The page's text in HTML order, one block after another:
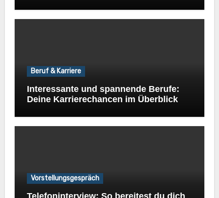
Beruf & Karriere
Interessante und spannende Berufe:
Deine Karrierechancen im Überblick
Vorstellungsgespräch